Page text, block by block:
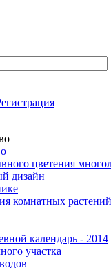
цветения
дизайн
комнатных растений
календарь - 2014
участка